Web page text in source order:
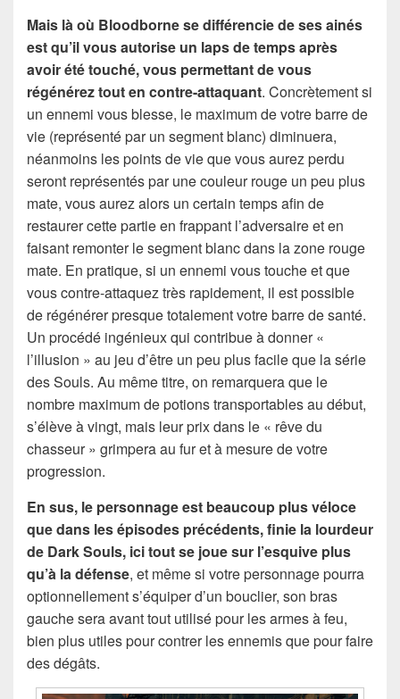
Mais là où Bloodborne se différencie de ses ainés
est qu’il vous autorise un laps de temps après
avoir été touché, vous permettant de vous
régénérez tout en contre-attaquant. Concrètement si
un ennemi vous blesse, le maximum de votre barre de
vie (représenté par un segment blanc) diminuera,
néanmoins les points de vie que vous aurez perdu
seront représentés par une couleur rouge un peu plus
mate, vous aurez alors un certain temps afin de
restaurer cette partie en frappant l’adversaire et en
faisant remonter le segment blanc dans la zone rouge
mate. En pratique, si un ennemi vous touche et que
vous contre-attaquez très rapidement, il est possible
de régénérer presque totalement votre barre de santé.
Un procédé ingénieux qui contribue à donner «
l’illusion » au jeu d’être un peu plus facile que la série
des Souls. Au même titre, on remarquera que le
nombre maximum de potions transportables au début,
s’élève à vingt, mais leur prix dans le « rêve du
chasseur » grimpera au fur et à mesure de votre
progression.
En sus, le personnage est beaucoup plus véloce
que dans les épisodes précédents, finie la lourdeur
de Dark Souls, ici tout se joue sur l’esquive plus
qu’à la défense, et même si votre personnage pourra
optionnellement s’équiper d’un bouclier, son bras
gauche sera avant tout utilisé pour les armes à feu,
bien plus utiles pour contrer les ennemis que pour faire
des dégâts.